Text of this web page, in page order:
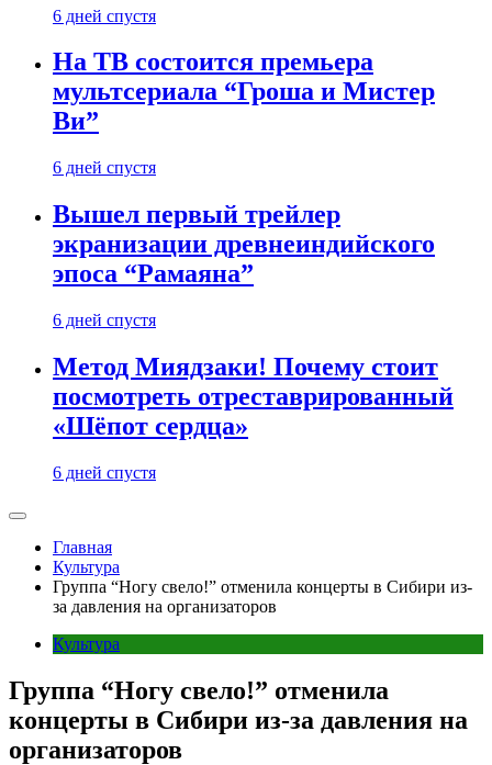
6 дней спустя
На ТВ состоится премьера
мультсериала “Гроша и Мистер
Ви”
6 дней спустя
Вышел первый трейлер
экранизации древнеиндийского
эпоса “Рамаяна”
6 дней спустя
Метод Миядзаки! Почему стоит
посмотреть отреставрированный
«Шёпот сердца»
6 дней спустя
Главная
Культура
Группа “Ногу свело!” отменила концерты в Сибири из-
за давления на организаторов
Культура
Группа “Ногу свело!” отменила
концерты в Сибири из-за давления на
организаторов